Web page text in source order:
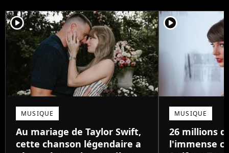
player2
MUSIQUE
Au mariage de Taylor Swift,
cette chanson légendaire a
player2
MUSIQUE
26 millions
l'immense